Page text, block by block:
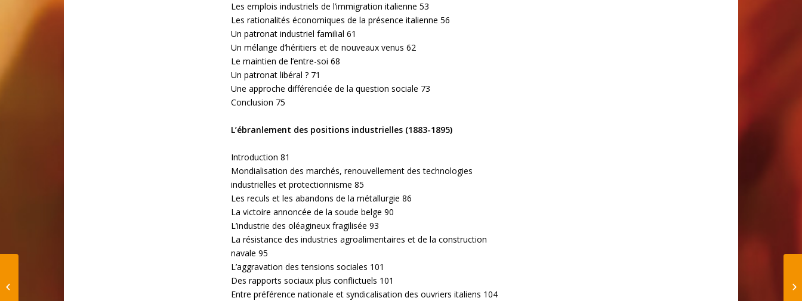
Les emplois industriels de l’immigration italienne 53
Les rationalités économiques de la présence italienne 56
Un patronat industriel familial 61
Un mélange d’héritiers et de nouveaux venus 62
Le maintien de l’entre-soi 68
Un patronat libéral ? 71
Une approche différenciée de la question sociale 73
Conclusion 75
L’ébranlement des positions industrielles (1883-1895)
Introduction 81
Mondialisation des marchés, renouvellement des technologies
industrielles et protectionnisme 85
Les reculs et les abandons de la métallurgie 86
La victoire annoncée de la soude belge 90
L’industrie des oléagineux fragilisée 93
La résistance des industries agroalimentaires et de la construction
navale 95
L’aggravation des tensions sociales 101
Des rapports sociaux plus conflictuels 101
Entre préférence nationale et syndicalisation des ouvriers italiens 104